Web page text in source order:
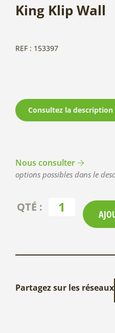
King Klip Wall
REF : 153397
Consultez la
Nous consulter
options possibles dans le
Partagez sur les réseaux